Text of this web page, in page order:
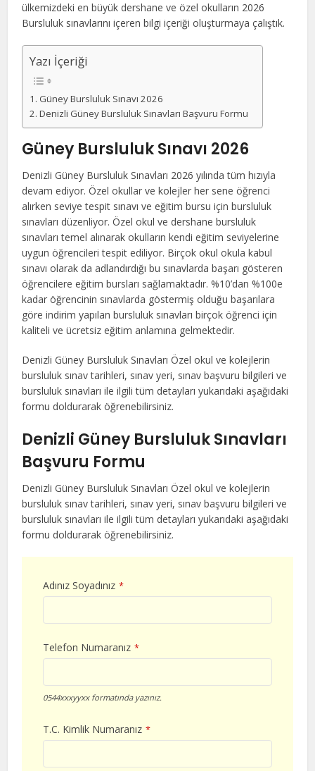
ülkemizdeki en büyük dershane ve özel okulların 2026
Bursluluk sınavlarını içeren bilgi içeriği oluşturmaya çalıştık.
Yazı İçeriği
Güney Bursluluk Sınavı 2026
Denizli Güney Bursluluk Sınavları Başvuru Formu
Güney Bursluluk Sınavı 2026
Denizli Güney Bursluluk Sınavları 2026 yılında tüm hızıyla
devam ediyor. Özel okullar ve kolejler her sene öğrenci
alırken seviye tespit sınavı ve eğitim bursu için bursluluk
sınavları düzenliyor. Özel okul ve dershane bursluluk
sınavları temel alınarak okulların kendi eğitim seviyelerine
uygun öğrencileri tespit ediliyor. Birçok okul okula kabul
sınavı olarak da adlandırdığı bu sınavlarda başarı gösteren
öğrencilere eğitim bursları sağlamaktadır. %10’dan %100e
kadar öğrencinin sınavlarda göstermiş olduğu başarılara
göre indirim yapılan bursluluk sınavları birçok öğrenci için
kaliteli ve ücretsiz eğitim anlamına gelmektedir.
Denizli Güney Bursluluk Sınavları Özel okul ve kolejlerin
bursluluk sınav tarihleri, sınav yeri, sınav başvuru bilgileri ve
bursluluk sınavları ile ilgili tüm detayları yukarıdaki aşağıdaki
formu doldurarak öğrenebilirsiniz.
Denizli Güney Bursluluk Sınavları
Başvuru Formu
Denizli Güney Bursluluk Sınavları Özel okul ve kolejlerin
bursluluk sınav tarihleri, sınav yeri, sınav başvuru bilgileri ve
bursluluk sınavları ile ilgili tüm detayları yukarıdaki aşağıdaki
formu doldurarak öğrenebilirsiniz.
Adınız Soyadınız *
Telefon Numaranız *
0544xxxyyxx formatında yazınız.
T.C. Kimlik Numaranız *